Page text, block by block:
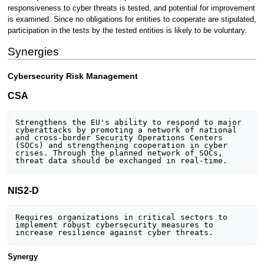
responsiveness to cyber threats is tested, and potential for improvement
is examined. Since no obligations for entities to cooperate are stipulated,
participation in the tests by the tested entities is likely to be voluntary.
Synergies
Cybersecurity Risk Management
CSA
Strengthens the EU's ability to respond to major
cyberattacks by promoting a network of national
and cross-border Security Operations Centers
(SOCs) and strengthening cooperation in cyber
crises. Through the planned network of SOCs,
NIS2-D
Requires organizations in critical sectors to
implement robust cybersecurity measures to
Synergy